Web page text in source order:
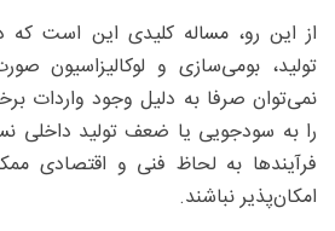
از این رو، مساله کلیدی این است که
تولید، بومی‌سازی و لوکالیزاسیون
نمی‌توان صرفا به دلیل وجود واردات
را به سودجویی یا ضعف تولید داخلی
فرآیندها به لحاظ فنی و اقتصادی
امکان‌پذیر نباشند.